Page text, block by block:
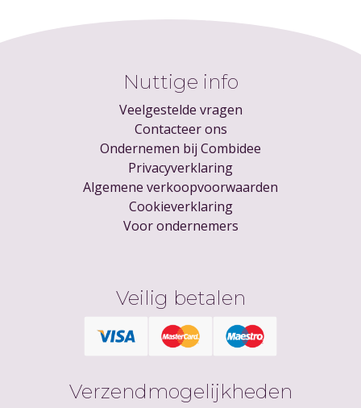
Nuttige info
Veelgestelde vragen
Contacteer ons
Ondernemen bij Combidee
Privacyverklaring
Algemene verkoopvoorwaarden
Cookieverklaring
Voor ondernemers
Veilig betalen
Verzendmogelijkheden